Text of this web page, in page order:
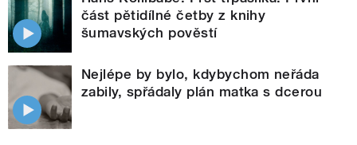
část pětidílné četby z knihy
šumavských pověstí
Nejlépe by bylo, kdybychom neřáda
zabily, spřádaly plán matka s dcerou